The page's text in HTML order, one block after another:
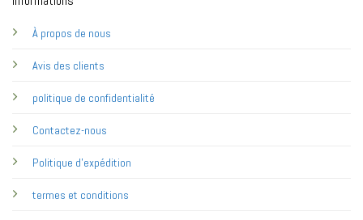
À propos de nous
Avis des clients
politique de confidentialité
Contactez-nous
Politique d'expédition
termes et conditions